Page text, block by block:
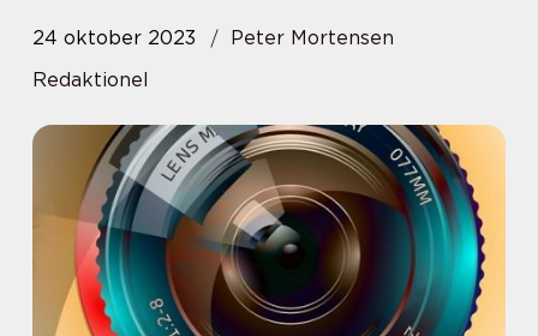
24 oktober 2023
Peter Mortensen
Redaktionel